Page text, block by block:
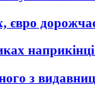
євро
з